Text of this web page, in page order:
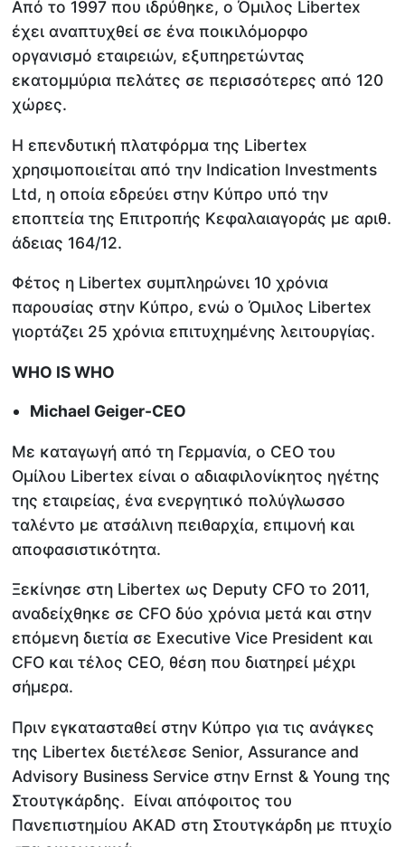
Από το 1997 που ιδρύθηκε, ο Όμιλος Libertex
έχει αναπτυχθεί σε ένα ποικιλόμορφο
οργανισμό εταιρειών, εξυπηρετώντας
εκατομμύρια πελάτες σε περισσότερες από 120
χώρες.
Η επενδυτική πλατφόρμα της Libertex
χρησιμοποιείται από την Indication Investments
Ltd, η οποία εδρεύει στην Κύπρο υπό την
εποπτεία της Επιτροπής Κεφαλαιαγοράς με αριθ.
άδειας 164/12.
Φέτος η Libertex συμπληρώνει 10 χρόνια
παρουσίας στην Κύπρο, ενώ ο Όμιλος Libertex
γιορτάζει 25 χρόνια επιτυχημένης λειτουργίας.
WHO IS WHO
Michael Geiger-CEO
Με καταγωγή από τη Γερμανία, ο CEO του
Ομίλου Libertex είναι ο αδιαφιλονίκητος ηγέτης
της εταιρείας, ένα ενεργητικό πολύγλωσσο
ταλέντο με ατσάλινη πειθαρχία, επιμονή και
αποφασιστικότητα.
Ξεκίνησε στη Libertex ως Deputy CFO το 2011,
αναδείχθηκε σε CFO δύο χρόνια μετά και στην
επόμενη διετία σε Executive Vice President και
CFO και τέλος CEO, θέση που διατηρεί μέχρι
σήμερα.
Πριν εγκατασταθεί στην Κύπρο για τις ανάγκες
της Libertex διετέλεσε Senior, Assurance and
Advisory Business Service στην Ernst & Young της
Στουτγκάρδης. Είναι απόφοιτος του
Πανεπιστημίου AKAD στη Στουτγκάρδη με πτυχίο